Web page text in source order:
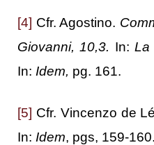
[4] Cfr. Agostino.
Giovanni, 10,3. In: La
In: Idem, pg. 161.
[5] Cfr. Vincenzo de
In: Idem, pgs, 159-160.